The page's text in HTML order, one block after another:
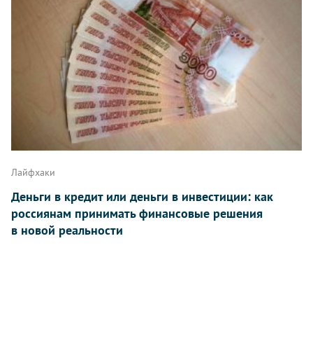
Лайфхаки
Деньги в кредит или деньги в инвестиции: как
россиянам принимать финансовые решения
в новой реальности